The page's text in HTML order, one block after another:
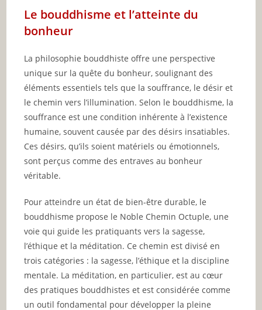
Le bouddhisme et l’atteinte du
bonheur
La philosophie bouddhiste offre une perspective
unique sur la quête du bonheur, soulignant des
éléments essentiels tels que la souffrance, le désir et
le chemin vers l’illumination. Selon le bouddhisme, la
souffrance est une condition inhérente à l’existence
humaine, souvent causée par des désirs insatiables.
Ces désirs, qu’ils soient matériels ou émotionnels,
sont perçus comme des entraves au bonheur
véritable.
Pour atteindre un état de bien-être durable, le
bouddhisme propose le Noble Chemin Octuple, une
voie qui guide les pratiquants vers la sagesse,
l’éthique et la méditation. Ce chemin est divisé en
trois catégories : la sagesse, l’éthique et la discipline
mentale. La méditation, en particulier, est au cœur
des pratiques bouddhistes et est considérée comme
un outil fondamental pour développer la pleine